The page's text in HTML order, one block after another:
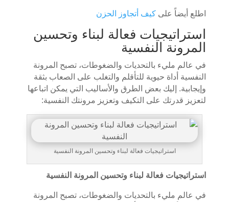
اطلع أيضاً على كيف أتجاوز الحزن
استراتيجيات فعالة لبناء وتحسين
المرونة النفسية
في عالم مليء بالتحديات والضغوطات، تصبح المرونة
النفسية أداة حيوية للتأقلم والتغلب على الصعاب بثقة
وإيجابية. إليك بعض الطرق والأساليب التي يمكن اتباعها
لتعزيز قدرتك على التكيف وتعزيز مرونتك النفسية:
استراتيجيات فعالة لبناء وتحسين المرونة النفسية
استراتيجيات فعالة لبناء وتحسين المرونة النفسية
في عالم مليء بالتحديات والضغوطات، تصبح المرونة